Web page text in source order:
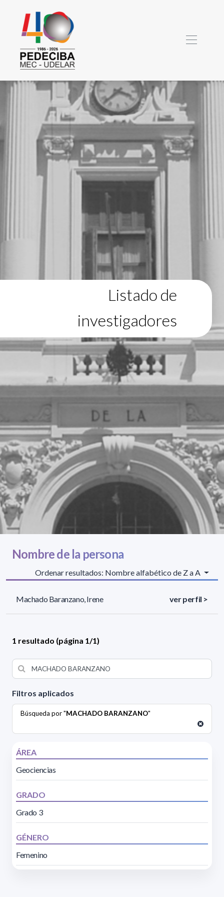
Listado de
investigadores
Filtros aplicados
Búsqueda por "MACHADO BARANZANO"
ÁREA
Geociencias
GRADO
Grado 3
GÉNERO
Femenino
Nombre de la persona
Ordenar resultados: Nombre alfabético de Z a A
Machado Baranzano, Irene ver perfil >
1 resultado (página 1/1)